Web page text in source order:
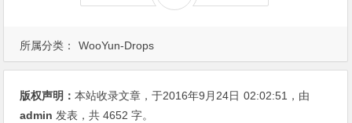
所属分类： WooYun-Drops
版权声明：本站收录文章，于2016年9月24日 02:02:51 ，由
admin 发表，共 4652 字。